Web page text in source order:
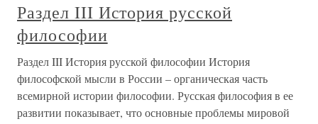
Раздел III История русской
философии
Раздел III История русской философии История
философской мысли в России – органическая часть
всемирной истории философии. Русская философия в ее
развитии показывает, что основные проблемы мировой